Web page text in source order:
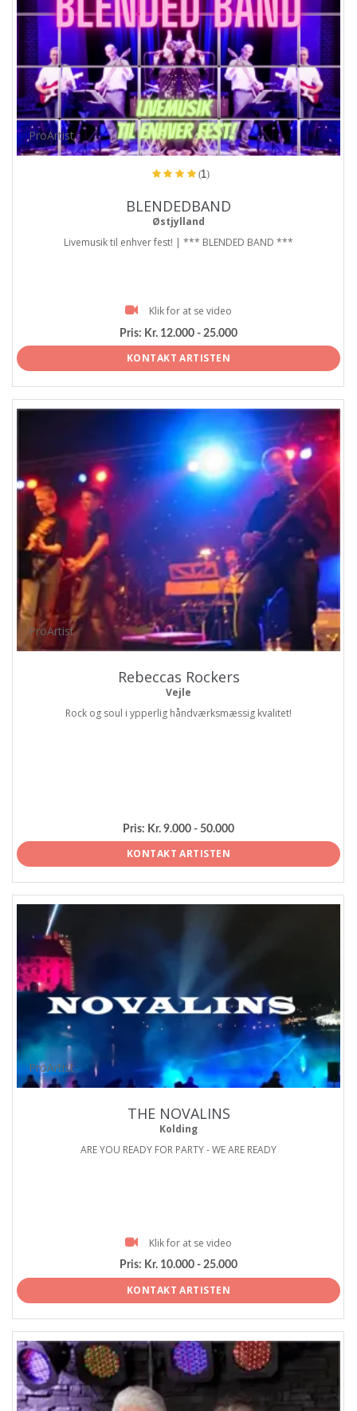
ProArtist
(1)
BLENDEDBAND
Østjylland
Livemusik til enhver fest! | *** BLENDED BAND ***
Klik for at se video
Pris: Kr. 12.000 - 25.000
KONTAKT ARTISTEN
ProArtist
Rebeccas Rockers
Vejle
Rock og soul i ypperlig håndværksmæssig kvalitet!
Pris: Kr. 9.000 - 50.000
KONTAKT ARTISTEN
ProArtist
THE NOVALINS
Kolding
ARE YOU READY FOR PARTY - WE ARE READY
Klik for at se video
Pris: Kr. 10.000 - 25.000
KONTAKT ARTISTEN